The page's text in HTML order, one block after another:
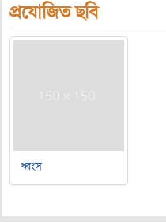
প্রযোজিত ছবি
ধ্বংস